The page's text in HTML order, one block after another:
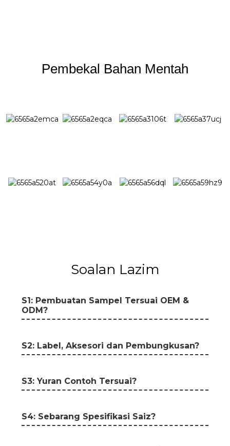
Pembekal Bahan Mentah
Soalan Lazim
S1: Pembuatan Sampel Tersuai OEM &
ODM?
S2: Label, Aksesori dan Pembungkusan?
S3: Yuran Contoh Tersuai?
S4: Sebarang Spesifikasi Saiz?